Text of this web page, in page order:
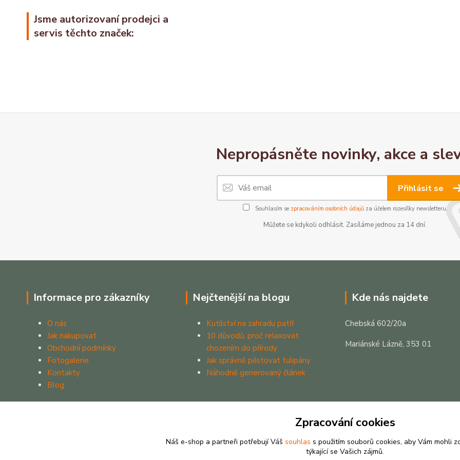
Jsme autorizovaní prodejci a
servis těchto značek:
Nepropásněte novinky, akce a
Přihlásit se
Souhlasím se zpracováním osobních údajůza účelem rozesílky newsletteru.
Můžete se kdykoli odhlásit. Zasíláme jednou za 14 dní.
Informace pro zákazníky
O nás
Jak nakupovat
Obchodní podmínky
Fotogalerie
Kontakty
Blog
Nejčtenější na blogu
Kutilství na zahradu patří
10 důvodů, proč relaxovat
chozením do přírody
Jak správně pěstovat tulipány
Náhodně generovaný článek
Kde nás najdete
Chebská 602/20a
Mariánské Lázně, 353 01
Zpracování cookies
Náš e-shop a partneři potřebují Váš souhlas s použitím souborů cookies, aby Vám mohli
týkající se Vašich zájmů.